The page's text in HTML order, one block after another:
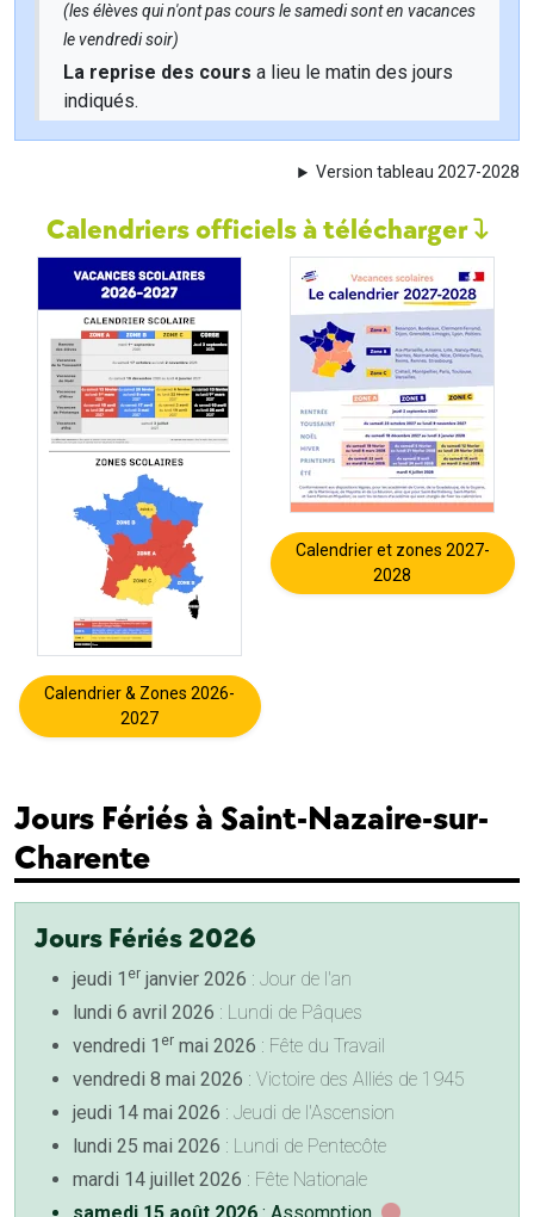
(les élèves qui n'ont pas cours le samedi sont en vacances
le vendredi soir)
La reprise des cours a lieu le matin des jours
indiqués.
Version tableau 2027-2028
Calendriers officiels à télécharger
Calendrier & Zones 2026-
2027
Calendrier et zones 2027-
2028
Jours Fériés à Saint-Nazaire-sur-
Charente
Jours Fériés 2026
jeudi 1 er janvier 2026 : Jour de l'an
lundi 6 avril 2026 : Lundi de Pâques
vendredi 1 er mai 2026 : Fête du Travail
vendredi 8 mai 2026 : Victoire des Alliés de 1945
jeudi 14 mai 2026 : Jeudi de l'Ascension
lundi 25 mai 2026 : Lundi de Pentecôte
mardi 14 juillet 2026 : Fête Nationale
samedi 15 août 2026 : Assomption